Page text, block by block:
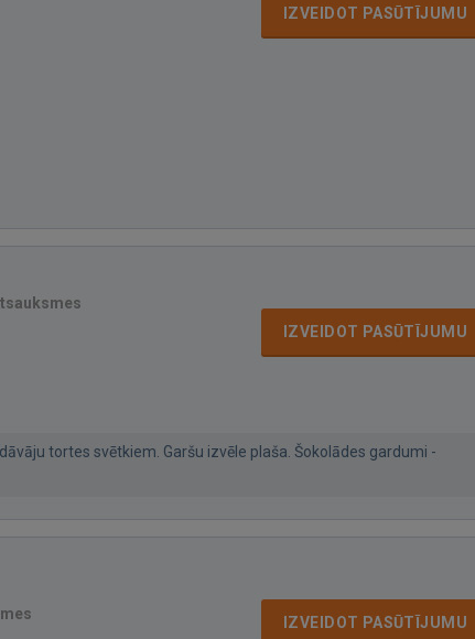
IZVEIDOT PASŪTĪJUMU
IZVEIDOT PASŪTĪJUMU
tortes svētkiem. Garšu izvēle plaša. Šokolādes gardumi -
IZVEIDOT PASŪTĪJUMU